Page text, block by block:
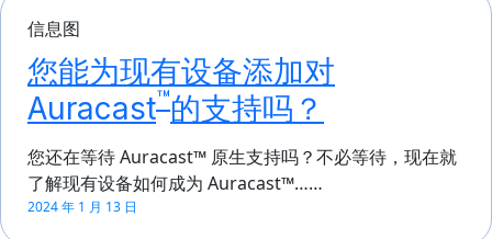
信息图
您能为现有设备添加对
Auracast™的支持吗？
您还在等待 Auracast™ 原生支持吗？不必等待，现在就
了解现有设备如何成为 Auracast™……
2024 年 1 月 13 日